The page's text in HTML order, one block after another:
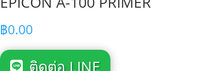
฿0.00
ติดต่อ LINE